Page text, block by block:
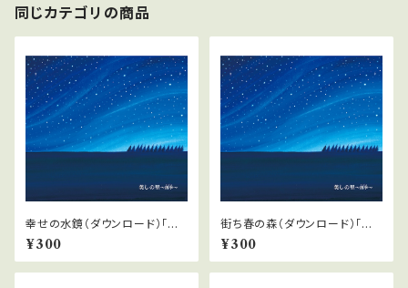
同じカテゴリの商品
幸せの水鏡（ダウンロード）「美
しの里〜四季」より
¥300
街ち春の森（ダウンロード）「美
しの里〜四季」より
¥300